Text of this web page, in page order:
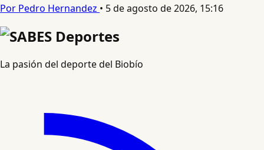
Por Pedro Hernandez • 5 de agosto de 2026, 15:16
La pasión del deporte del Biobío